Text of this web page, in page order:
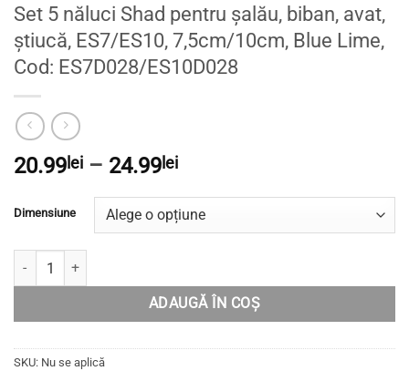
Set 5 năluci Shad pentru șalău, biban, avat,
știucă, ES7/ES10, 7,5cm/10cm, Blue Lime,
Cod: ES7D028/ES10D028
20.99lei – 24.99leiInterval
prețuri:
20.99lei
24.99lei
Dimensiune
Cantitate Set 5 năluci Shad pentru șalău, biban, avat, știucă, ES7/
ADAUGĂ ÎN COȘ
SKU: Nu se aplică